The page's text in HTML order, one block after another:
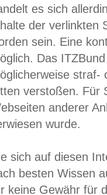
es sich
der verlinkten
sein. Eine
Das
straf-
verstoßen. Für
anderer
wurde.
sich auf diesen
besten Wissen
keine Gewähr für